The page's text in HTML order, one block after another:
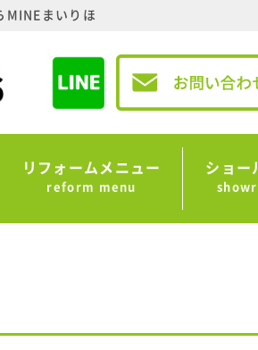
MINEまいりほ
リフォームメニュー
reform menu
ショー